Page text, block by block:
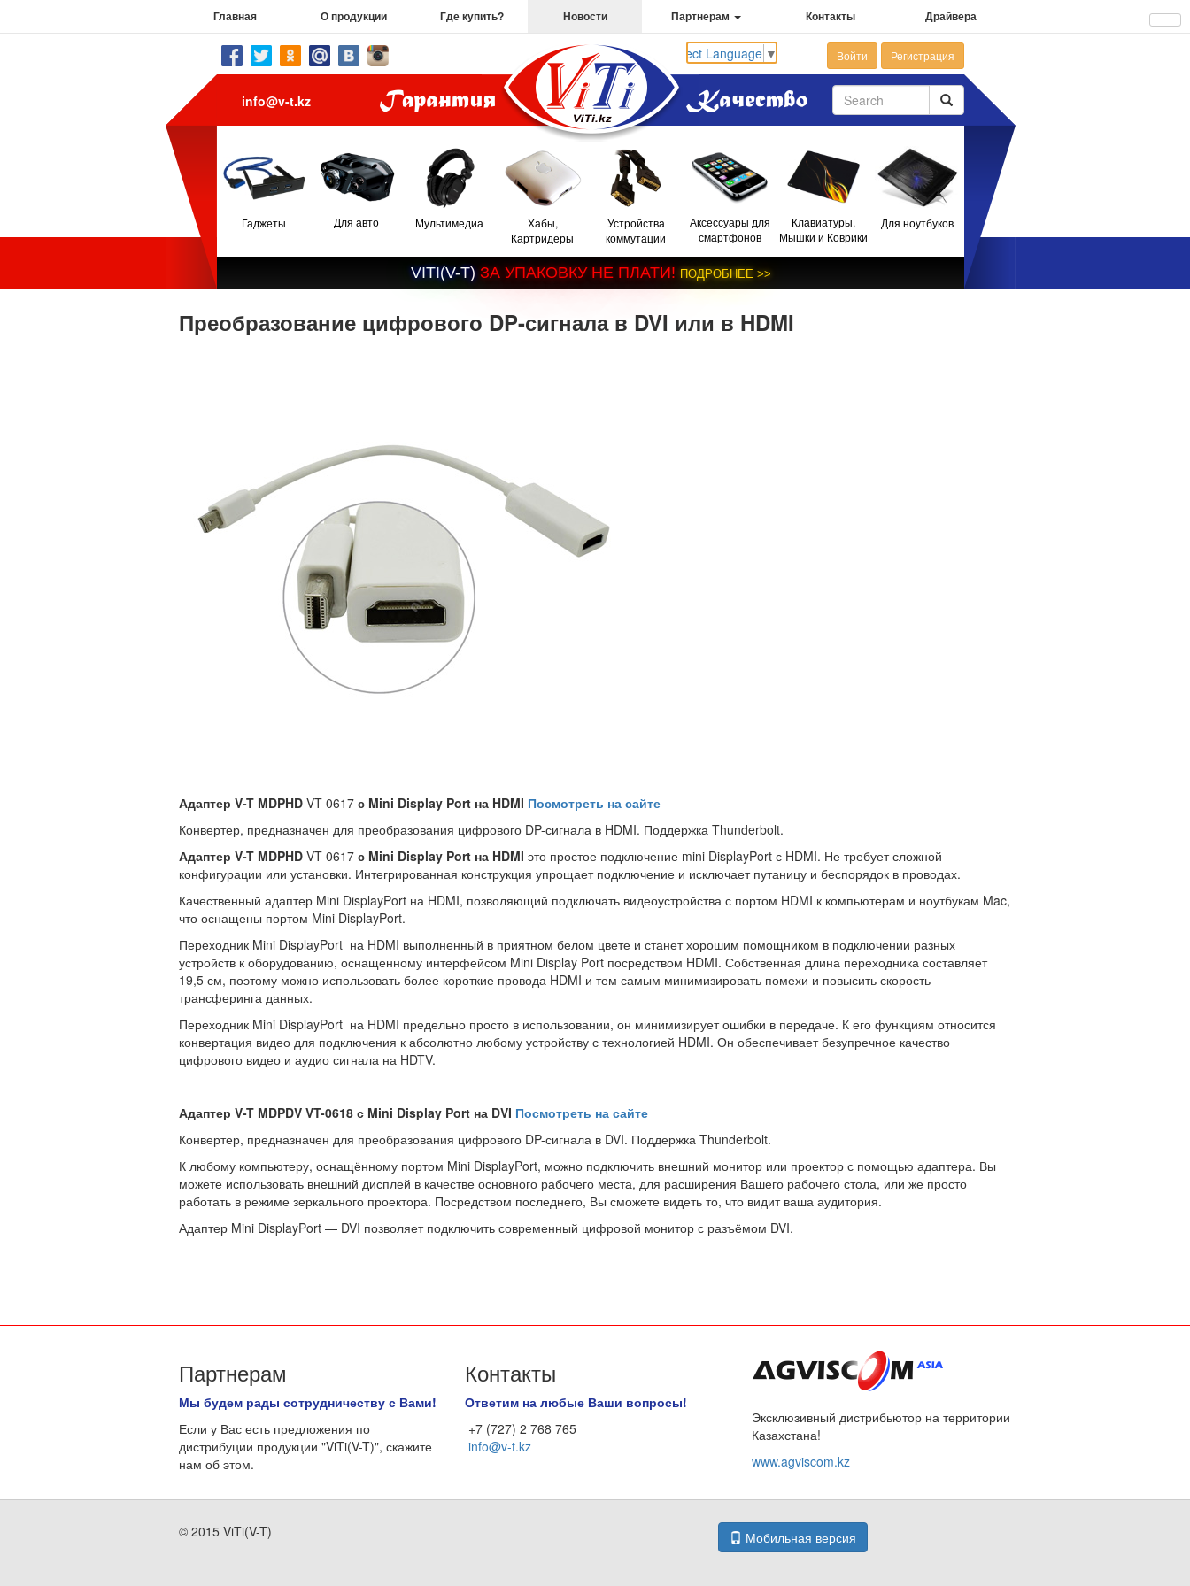
Главная О продукции Где купить? Новости Партнерам Контакты Драйвера
info@v-t.kz
Select Language ▼ Войти Регистрация
Гаджеты Для авто Мультимедиа
Хабы,
Картридеры
Устройства
коммутации
Аксессуары для
смартфонов
Клавиатуры,
Мышки и Коврики
Для ноутбуков
VITI(V-T) ЗА УПАКОВКУ НЕ ПЛАТИ! ПОДРОБ Н Е Е >>
Преобразование цифрового DP-сигнала в DVI или в HDMI
Адаптер V-T MDPHD VT-0617 с Mini Display Port на HDMI Посмотреть на сайте
Конвертер, предназначен для преобразования цифрового DP-сигнала в HDMI. Поддержка Thunderbolt.
Адаптер V-T MDPHD VT-0617 с Mini Display Port на HDMI это простое подключение mini DisplayPort с HDMI. Не требует сложной
конфигурации или установки. Интегрированная конструкция упрощает подключение и исключает путаницу и беспорядок в проводах.
Качественный адаптер Mini DisplayPort на HDMI, позволяющий подключать видеоустройства с портом HDMI к компьютерам и ноутбукам Mac,
что оснащены портом Mini DisplayPort.
Переходник Mini DisplayPort на HDMI выполненный в приятном белом цвете и станет хорошим помощником в подключении разных
устройств к оборудованию, оснащенному интерфейсом Mini Display Port посредством HDMI. Собственная длина переходника составляет
19,5 см, поэтому можно использовать более короткие провода HDMI и тем самым минимизировать помехи и повысить скорость
трансферинга данных.
Переходник Mini DisplayPort на HDMI предельно просто в использовании, он минимизирует ошибки в передаче. К его функциям относится
конвертация видео для подключения к абсолютно любому устройству с технологией HDMI. Он обеспечивает безупречное качество
цифрового видео и аудио сигнала на HDTV.
Адаптер V-T MDPDV VT-0618 с Mini Display Port на DVI Посмотреть на сайте
Конвертер, предназначен для преобразования цифрового DP-сигнала в DVI. Поддержка Thunderbolt.
К любому компьютеру, оснащённому портом Mini DisplayPort, можно подключить внешний монитор или проектор с помощью адаптера. Вы
можете использовать внешний дисплей в качестве основного рабочего места, для расширения Вашего рабочего стола, или же просто
работать в режиме зеркального проектора. Посредством последнего, Вы сможете видеть то, что видит ваша аудитория.
Адаптер Mini DisplayPort — DVI позволяет подключить современный цифровой монитор с разъёмом DVI.
Партнерам
Мы будем рады сотрудничеству с Вами!
Если у Вас есть предложения по
дистрибуции продукции "ViTi(V-T)", скажите
нам об этом.
Контакты
Ответим на любые Ваши вопросы!
+7 (727) 2 768 765
info@v-t.kz
Эксклюзивный дистрибьютор на территории
Казахстана!
www.agviscom.kz
© 2015 ViTi(V-T) Мобильная версия